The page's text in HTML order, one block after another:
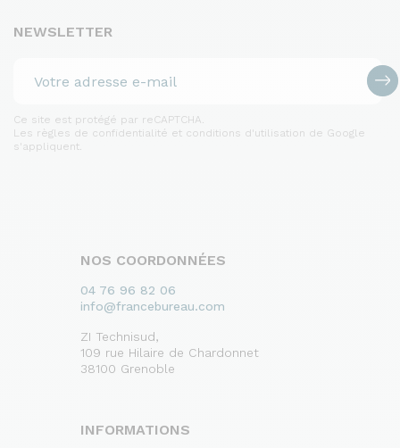
NEWSLETTER
Ce site est protégé par reCAPTCHA.
Les règles de confidentialité et conditions d'utilisation de Google
s'appliquent.
NOS COORDONNÉES
04 76 96 82 06
info@francebureau.com
ZI Technisud,
109 rue Hilaire de Chardonnet
38100 Grenoble
INFORMATIONS